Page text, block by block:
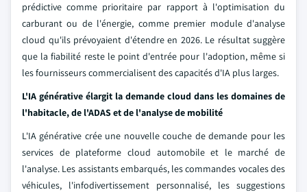
prédictive comme prioritaire par rapport à l'optimisation du
carburant ou de l'énergie, comme premier module d'analyse
cloud qu'ils prévoyaient d'étendre en 2026. Le résultat suggère
que la fiabilité reste le point d'entrée pour l'adoption, même si
les fournisseurs commercialisent des capacités d'IA plus larges.
L'IA générative élargit la demande cloud dans les domaines de
l'habitacle, de l'ADAS et de l'analyse de mobilité
L'IA générative crée une nouvelle couche de demande pour les
services de plateforme cloud automobile et le marché de
l'analyse. Les assistants embarqués, les commandes vocales des
véhicules, l'infodivertissement personnalisé, les suggestions